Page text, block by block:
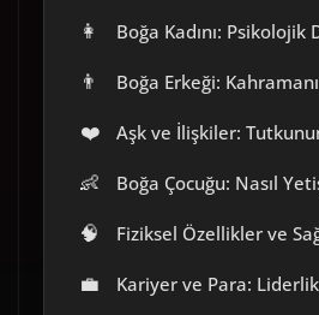
👩 Boğa Kadını: Psikolojik
👨 Boğa Erkeği:
❤️ Aşk ve İlişkiler:
👶 Boğa Çocuğu: Nasıl
🧠 Fiziksel Özellikler ve
💼 Kariyer ve Para: